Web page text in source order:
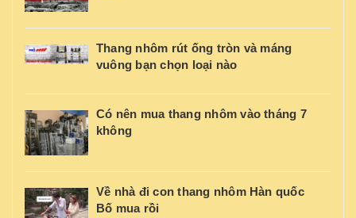
Thang nhôm rút ống tròn và máng
vuông bạn chọn loại nào
Có nên mua thang nhôm vào tháng 7
không
Về nhà đi con thang nhôm Hàn quốc
Bố mua rồi